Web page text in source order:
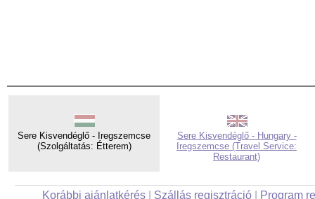
Sere Kisvendéglő - Iregszemcse
(Szolgáltatás: Étterem)
Sere Kisvendéglő - Hungary -
Iregszemcse (Travel Service:
Restaurant)
Korábbi ajánlatkérés| Szállás regisztráció| Program